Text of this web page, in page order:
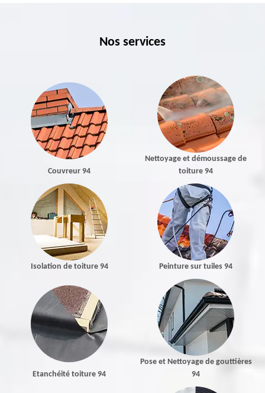
Nos services
Couvreur 94
Nettoyage et démoussage de
toiture 94
Isolation de toiture 94 Peinture sur tuiles 94
Etanchéité toiture 94
Pose et Nettoyage de gouttières
94